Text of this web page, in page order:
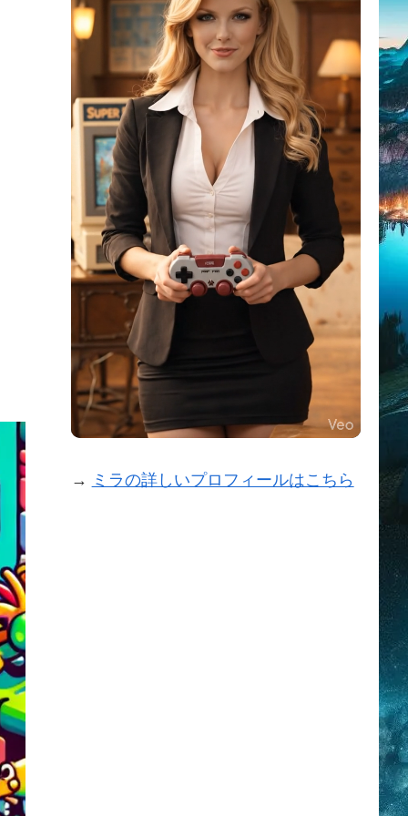
→ ミラの詳しいプロフィールはこちら